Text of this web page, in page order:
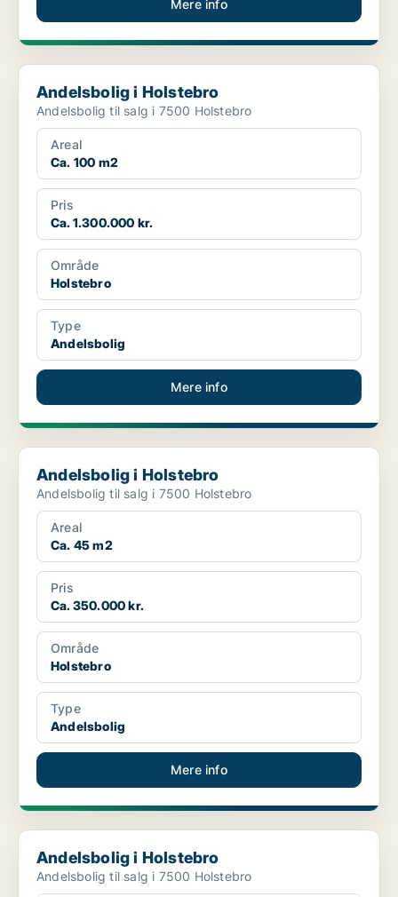
Mere info
Andelsbolig i Holstebro
Andelsbolig i Holstebro
Andelsbolig til salg i 7500 Holstebro
Areal
Ca. 100 m2
Pris
Ca. 1.300.000 kr.
Område
Holstebro
Type
Andelsbolig
Mere info
Andelsbolig i Holstebro
Andelsbolig i Holstebro
Andelsbolig til salg i 7500 Holstebro
Areal
Ca. 45 m2
Pris
Ca. 350.000 kr.
Område
Holstebro
Type
Andelsbolig
Mere info
Andelsbolig i Holstebro
Andelsbolig i Holstebro
Andelsbolig til salg i 7500 Holstebro